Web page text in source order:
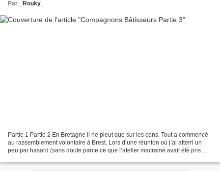
Par
_Rouky_
Partie 1 Partie 2 En Bretagne il ne pleut que sur les cons. Tout a commencé
au rassemblement volontaire à Brest. Lors d’une réunion où j’ai atterri un
peu par hasard (sans doute parce ce que l’atelier macramé avait été pris